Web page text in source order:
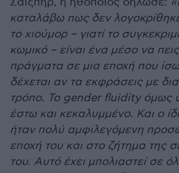
καταλάβω πως δεν
το χιούμορ – γιατί το
κωμικό – είναι ένα μέσο να
πράγματα σε μια εποχή που
δέχεται αν τα εκφράσεις με
τρόπο. Το gender fluidity όμως
έστω και κεκαλυμμένο. Και ο
ήταν πολύ αμφιλεγόμενη
εποχή του και στο ζήτημα της
του. Αυτό έχει μπολιαστεί σε